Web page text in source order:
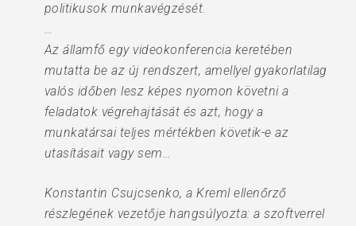
politikusok munkavégzését.
…
Az államfő egy videokonferencia keretében
mutatta be az új rendszert, amellyel gyakorlatilag
valós időben lesz képes nyomon követni a
feladatok végrehajtását és azt, hogy a
munkatársai teljes mértékben követik-e az
utasításait vagy sem…
Konstantin Csujcsenko, a Kreml ellenőrző
részlegének vezetője hangsúlyozta: a szoftverrel